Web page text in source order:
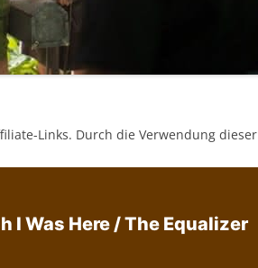
Links. Durch die Verwendung dieser